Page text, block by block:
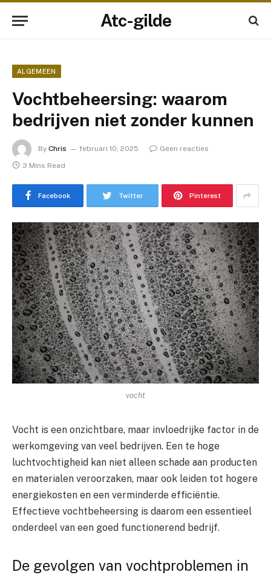
Atc-gilde
ALGEMEEN
Vochtbeheersing: waarom
bedrijven niet zonder kunnen
By Chris februari 10, 2025
Geen reacties
3 Mins Read
Facebook Twitter Pinterest
vocht
Vocht is een onzichtbare, maar invloedrijke factor in de
werkomgeving van veel bedrijven. Een te hoge
luchtvochtigheid kan niet alleen schade aan producten
en materialen veroorzaken, maar ook leiden tot hogere
energiekosten en een verminderde efficiëntie.
Effectieve vochtbeheersing is daarom een essentieel
onderdeel van een goed functionerend bedrijf.
De gevolgen van vochtproblemen in